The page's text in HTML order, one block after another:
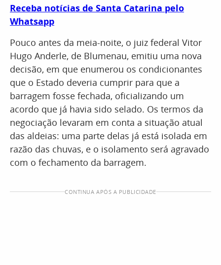
Receba notícias de Santa Catarina pelo
Whatsapp
Pouco antes da meia-noite, o juiz federal Vitor
Hugo Anderle, de Blumenau, emitiu uma nova
decisão, em que enumerou os condicionantes
que o Estado deveria cumprir para que a
barragem fosse fechada, oficializando um
acordo que já havia sido selado. Os termos da
negociação levaram em conta a situação atual
das aldeias: uma parte delas já está isolada em
razão das chuvas, e o isolamento será agravado
com o fechamento da barragem.
CONTINUA APÓS A PUBLICIDADE